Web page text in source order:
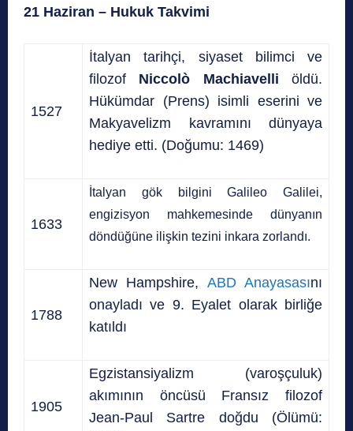
21 Haziran – Hukuk Takvimi
1527
İtalyan tarihçi, siyaset bilimci ve
filozof Niccolò Machiavelli öldü.
Hükümdar (Prens) isimli eserini ve
Makyavelizm kavramını dünyaya
hediye etti. (Doğumu: 1469)
1633
İtalyan gök bilgini Galileo Galilei,
engizisyon mahkemesinde dünyanın
döndüğüne ilişkin tezini inkara zorlandı.
1788
New Hampshire, ABD Anayasasını
onayladı ve 9. Eyalet olarak birliğe
katıldı
1905
Egzistansiyalizm (varoşçuluk)
akımının öncüsü Fransız filozof
Jean-Paul Sartre doğdu (Ölümü: